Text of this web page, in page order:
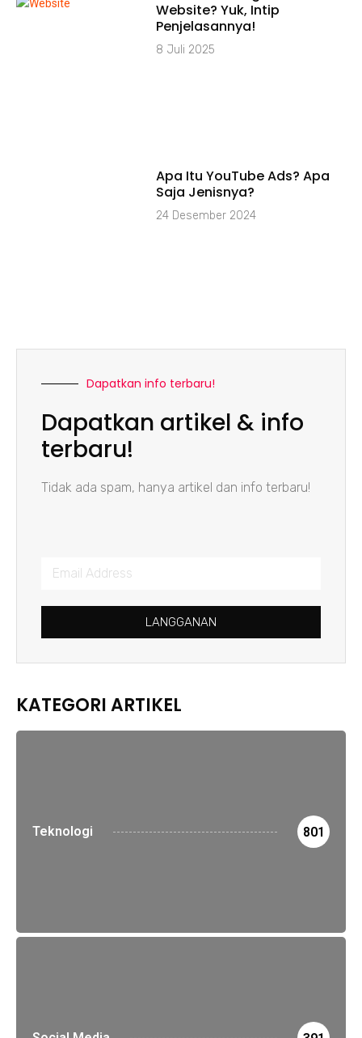
Website? Yuk, Intip
Penjelasannya!
8 Juli 2025
⁠Apa Itu YouTube Ads? Apa
Saja Jenisnya?
24 Desember 2024
Dapatkan info terbaru!
Dapatkan artikel & info
terbaru!
Tidak ada spam, hanya artikel dan info terbaru!
LANGGANAN
KATEGORI ARTIKEL
Teknologi 801